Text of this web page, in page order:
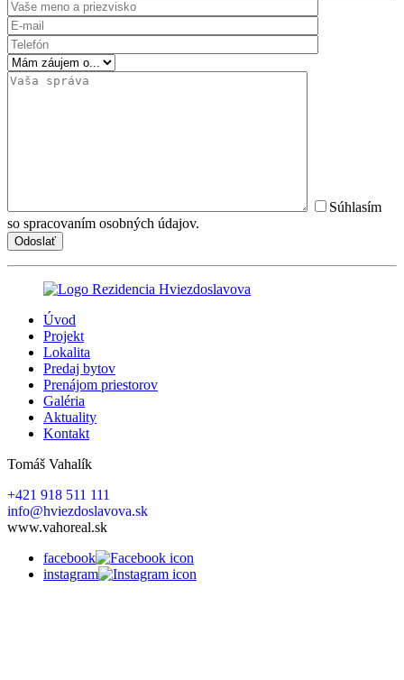
Súhlasím
so spracovaním osobných údajov.
Úvod
Projekt
Lokalita
Predaj bytov
Prenájom priestorov
Galéria
Aktuality
Kontakt
Tomáš Vahalík
+421 918 511 111
info@hviezdoslavova.sk
www.vahoreal.sk
facebook
instagram